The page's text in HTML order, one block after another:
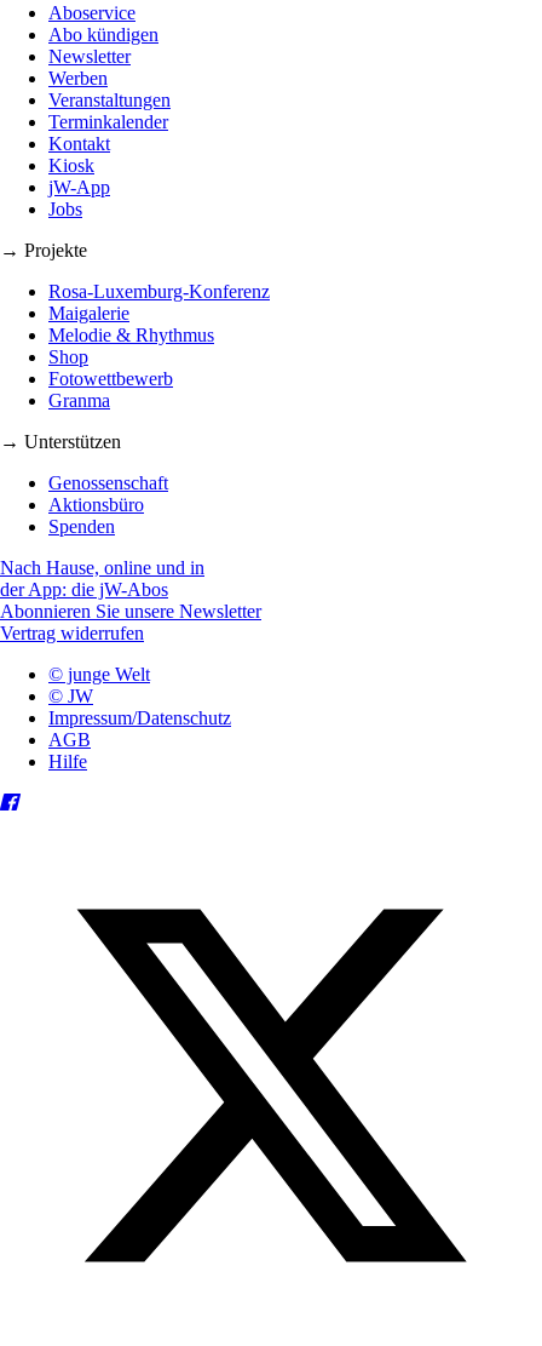
Aboservice
Abo kündigen
Newsletter
Werben
Veranstaltungen
Terminkalender
Kontakt
Kiosk
jW-App
Jobs
→ Projekte
Rosa-Luxemburg-Konferenz
Maigalerie
Melodie & Rhythmus
Shop
Fotowettbewerb
Granma
→ Unterstützen
Genossenschaft
Aktionsbüro
Spenden
Nach Hause, online und in
der App: die jW-Abos
Abonnieren Sie unsere Newsletter
Vertrag widerrufen
© junge Welt
© JW
Impressum/Datenschutz
AGB
Hilfe